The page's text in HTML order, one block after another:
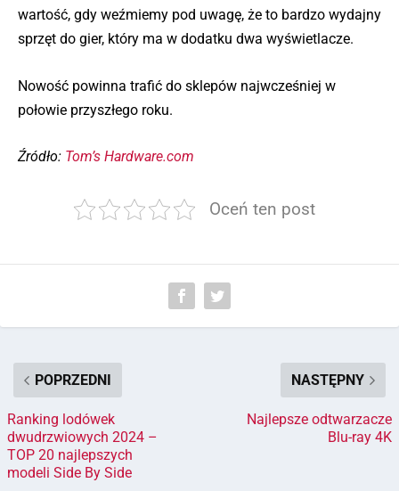
wartość, gdy weźmiemy pod uwagę, że to bardzo wydajny
sprzęt do gier, który ma w dodatku dwa wyświetlacze.
Nowość powinna trafić do sklepów najwcześniej w
połowie przyszłego roku.
Źródło: Tom’s Hardware.com
Oceń ten post
POPRZEDNI
Ranking lodówek
dwudrzwiowych 2024 –
TOP 20 najlepszych
modeli Side By Side
NASTĘPNY
Najlepsze odtwarzacze
Blu-ray 4K